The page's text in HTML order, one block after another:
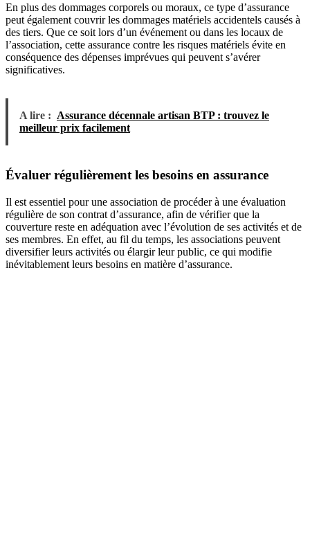
En plus des dommages corporels ou moraux, ce type d’assurance
peut également couvrir les dommages matériels accidentels causés à
des tiers. Que ce soit lors d’un événement ou dans les locaux de
l’association, cette assurance contre les risques matériels évite en
conséquence des dépenses imprévues qui peuvent s’avérer
significatives.
A lire : Assurance décennale artisan BTP : trouvez le
meilleur prix facilement
Évaluer régulièrement les besoins en assurance
Il est essentiel pour une association de procéder à une évaluation
régulière de son contrat d’assurance, afin de vérifier que la
couverture reste en adéquation avec l’évolution de ses activités et de
ses membres. En effet, au fil du temps, les associations peuvent
diversifier leurs activités ou élargir leur public, ce qui modifie
inévitablement leurs besoins en matière d’assurance.